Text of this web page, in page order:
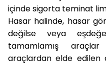
içinde sigorta teminat
Hasar halinde, hasar
değilse veya
tamamlamış araçlar
araçlardan elde edilen